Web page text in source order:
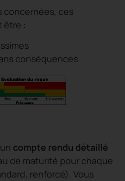
concernées, ces
être :
conséquences
compte rendu détaillé
de maturité pour chaque
renforcé). Vous